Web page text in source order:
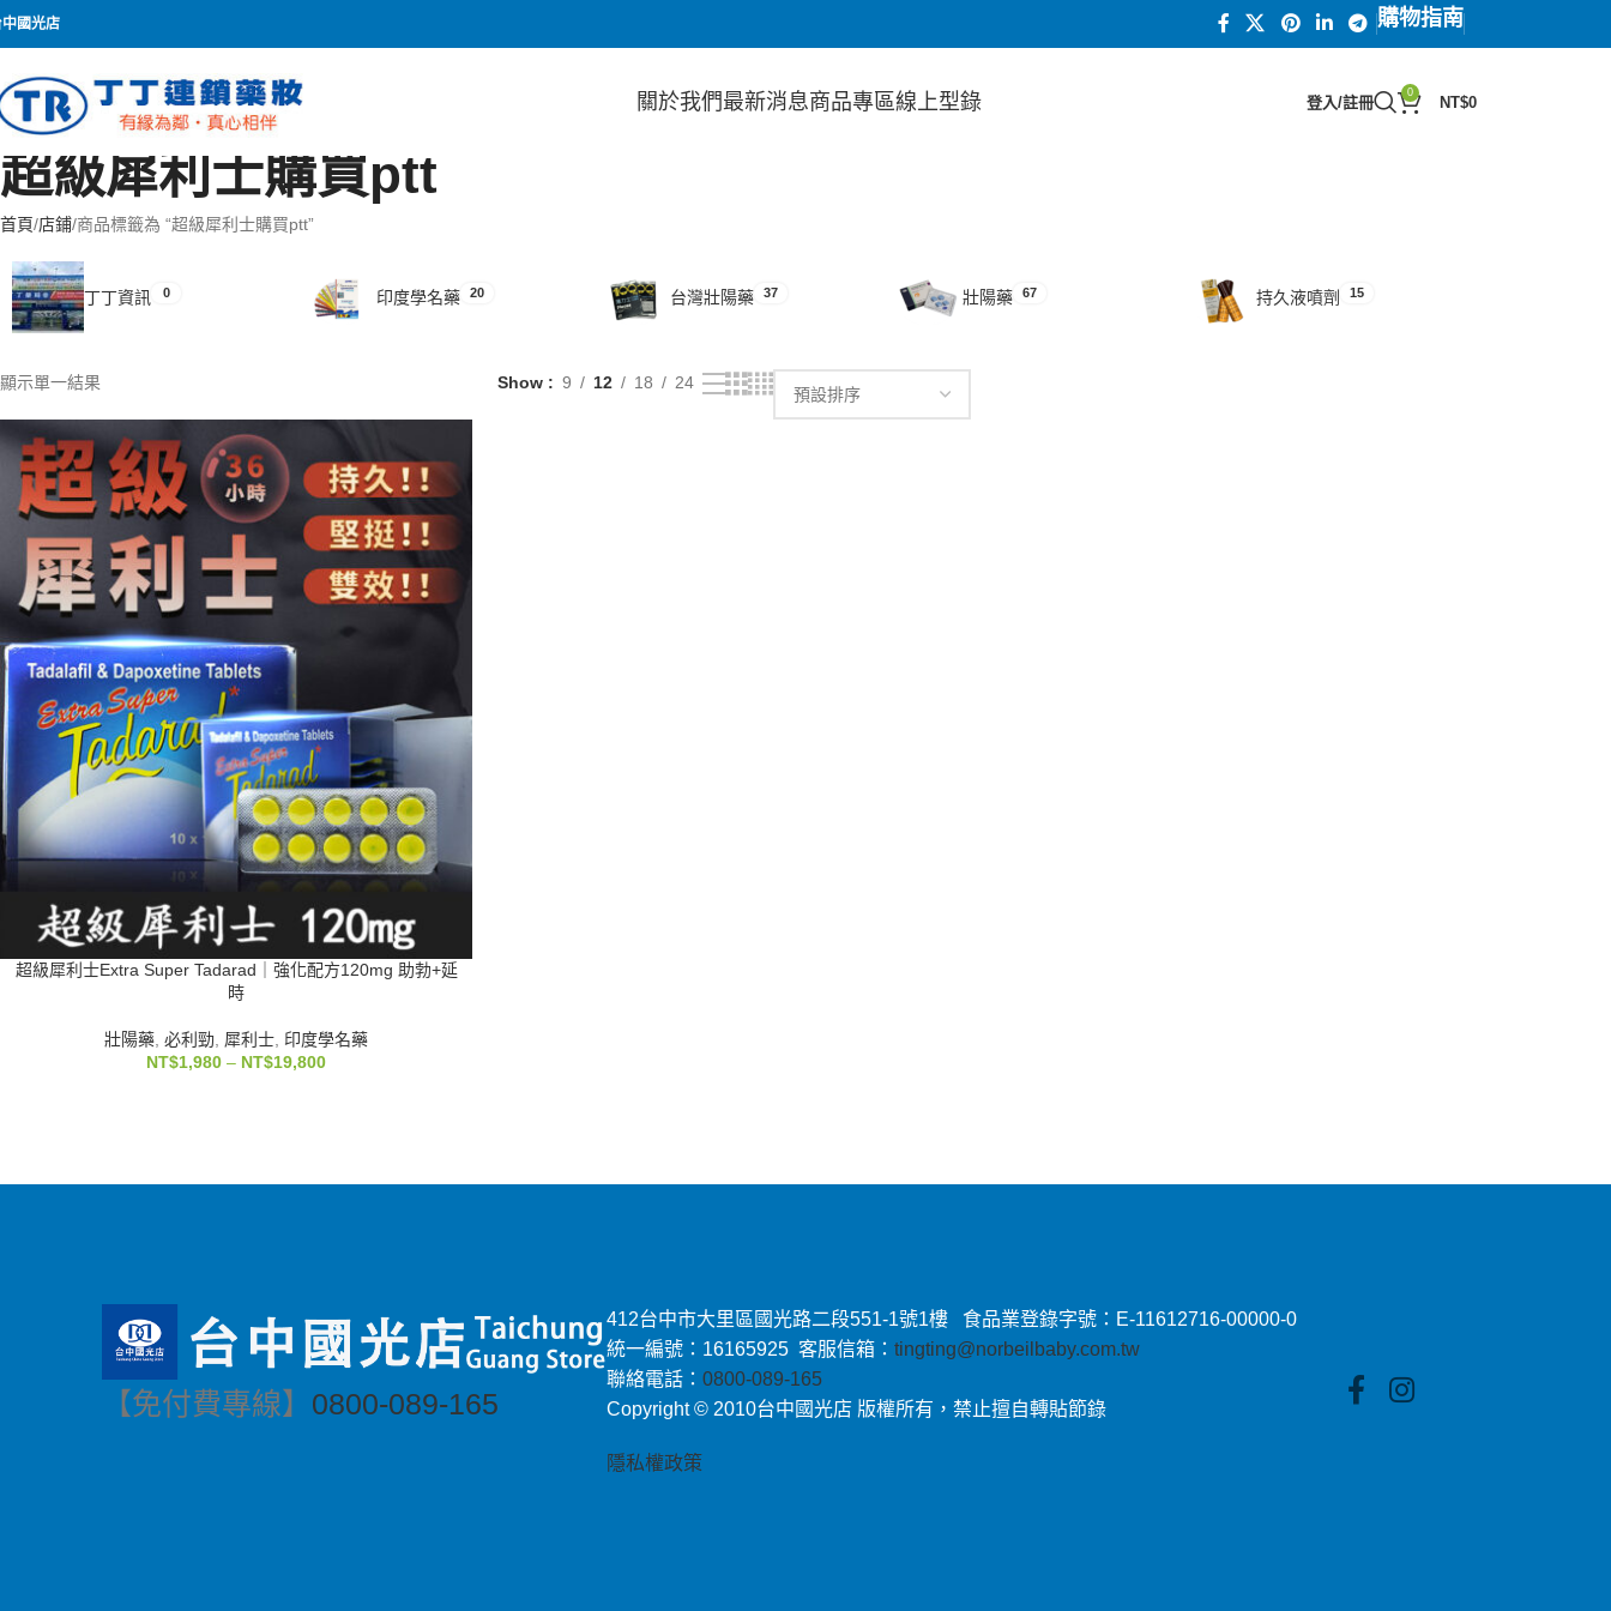
國光店 購物指南
關於我們最新消息商品專區線上型錄 登入/註冊
0
NT$0
超級犀利士購買ptt
首頁 店鋪 商品標籤為 “超級犀利士購買ptt”
丁丁資訊 0 印度學名藥 20 台灣壯陽藥 37 壯陽藥 67 持久液噴劑 15
顯示單一結果 Show 9 12 18 24
超級犀利士Extra Super Tadarad｜強化配方120mg 助勃+延
時
壯陽藥 必利勁 犀利士 印度學名藥
NT$1,980 – NT$19,800
【免付費專線】 0800-089-165
412台中市大里區國光路二段551-1號1樓 食品業登錄字號：E-11612716-00000-0
統一編號：16165925 客服信箱：tingting@norbeilbaby.com.tw
聯絡電話：0800-089-165
Copyright © 2010台中國光店 版權所有，禁止擅自轉貼節錄
隱私權政策